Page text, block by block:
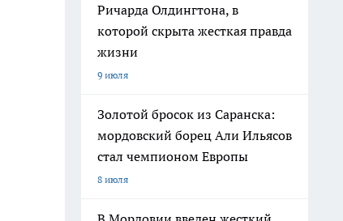
Ричарда Олдингтона, в
которой скрыта жесткая правда
жизни
9 июля
Золотой бросок из Саранска:
мордовский борец Али Ильясов
стал чемпионом Европы
8 июля